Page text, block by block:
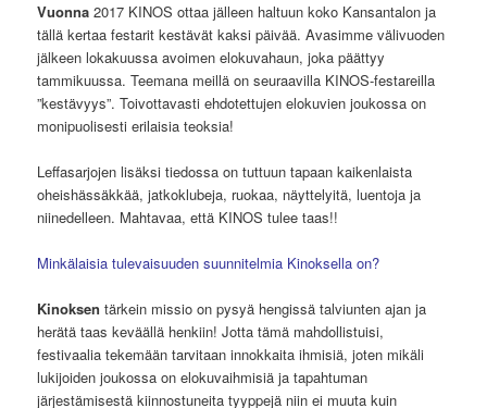
Vuonna 2017 KINOS ottaa jälleen haltuun koko Kansantalon ja
tällä kertaa festarit kestävät kaksi päivää. Avasimme välivuoden
jälkeen lokakuussa avoimen elokuvahaun, joka päättyy
tammikuussa. Teemana meillä on seuraavilla KINOS-festareilla
”kestävyys”. Toivottavasti ehdotettujen elokuvien joukossa on
monipuolisesti erilaisia teoksia!
Leffasarjojen lisäksi tiedossa on tuttuun tapaan kaikenlaista
oheishässäkkää, jatkoklubeja, ruokaa, näyttelyitä, luentoja ja
niinedelleen. Mahtavaa, että KINOS tulee taas!!
Minkälaisia tulevaisuuden suunnitelmia Kinoksella on?
Kinoksen tärkein missio on pysyä hengissä talviunten ajan ja
herätä taas keväällä henkiin! Jotta tämä mahdollistuisi,
festivaalia tekemään tarvitaan innokkaita ihmisiä, joten mikäli
lukijoiden joukossa on elokuvaihmisiä ja tapahtuman
järjestämisestä kiinnostuneita tyyppejä niin ei muuta kuin